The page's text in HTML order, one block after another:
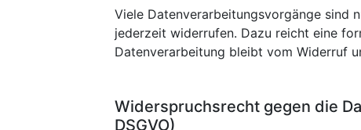
Viele Datenverarbeitungsvorgänge sind
jederzeit widerrufen. Dazu reicht eine
Datenverarbeitung bleibt vom Widerruf
Widerspruchsrecht gegen die
DSGVO)